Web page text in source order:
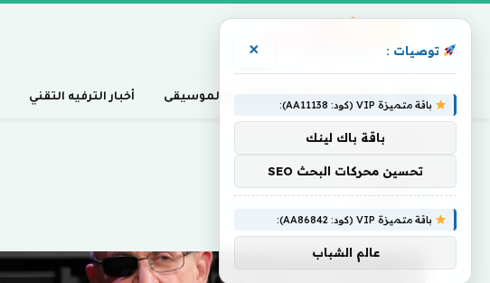
أخبار السينما، التلفزيون، والموسيقى أخبار الترفيه التقني
الجدلي
الجدلي
توصيات : ×
باقة متميزة VIP (كود: AA11138):
باقة باك لينك
تحسين محركات البحث SEO
باقة متميزة VIP (كود: AA86842):
عالم الشباب